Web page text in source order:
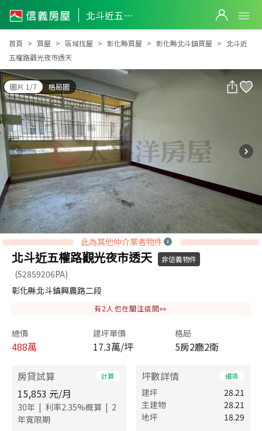
北斗近五權路觀光夜市透天
北斗近五權路觀光夜市透天
首頁 買屋 區域找屋 彰化縣買屋 彰化縣北斗鎮買屋
北斗近
五權路觀光夜市透天
圖片 1/7 格局圖
此為其他仲介業者物件
北斗近五權路觀光夜市透天 非信義物件
(S2859206PA)
彰化縣北斗鎮興農路二段
有2 人也在關注這間👀
總價
488萬
建坪單價
17.3萬/坪
格局
5房2廳2衛
房貸試算 計算
15,853 元/月
30年 | 利率2.35%概算 | 2
年寬限期
坪數詳情 細項
建坪
28.21
主建物
28.21
地坪
18.29